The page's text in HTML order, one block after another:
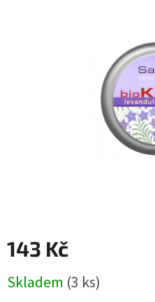
143 Kč
cena:
Skladem (3 ks)